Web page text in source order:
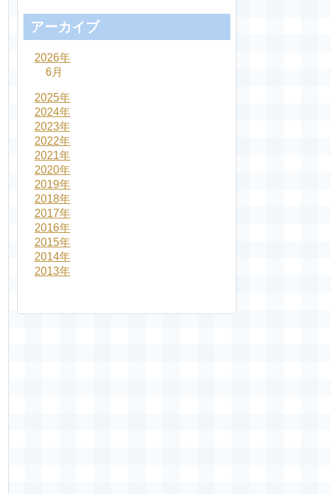
アーカイブ
2026年
6月
2025年
2024年
2023年
2022年
2021年
2020年
2019年
2018年
2017年
2016年
2015年
2014年
2013年